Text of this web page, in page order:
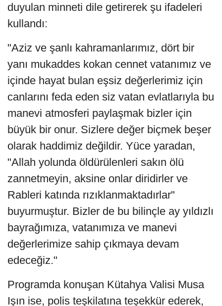
duyulan minneti dile getirerek şu ifadeleri
kullandı:
"Aziz ve şanlı kahramanlarımız, dört bir
yanı mukaddes kokan cennet vatanımız ve
içinde hayat bulan eşsiz değerlerimiz için
canlarını feda eden siz vatan evlatlarıyla bu
manevi atmosferi paylaşmak bizler için
büyük bir onur. Sizlere değer biçmek beşer
olarak haddimiz değildir. Yüce yaradan,
"Allah yolunda öldürülenleri sakın ölü
zannetmeyin, aksine onlar diridirler ve
Rableri katında rızıklanmaktadırlar"
buyurmuştur. Bizler de bu bilinçle ay yıldızlı
bayrağımıza, vatanımıza ve manevi
değerlerimize sahip çıkmaya devam
edeceğiz."
Programda konuşan Kütahya Valisi Musa
Işın ise, polis teşkilatına teşekkür ederek,